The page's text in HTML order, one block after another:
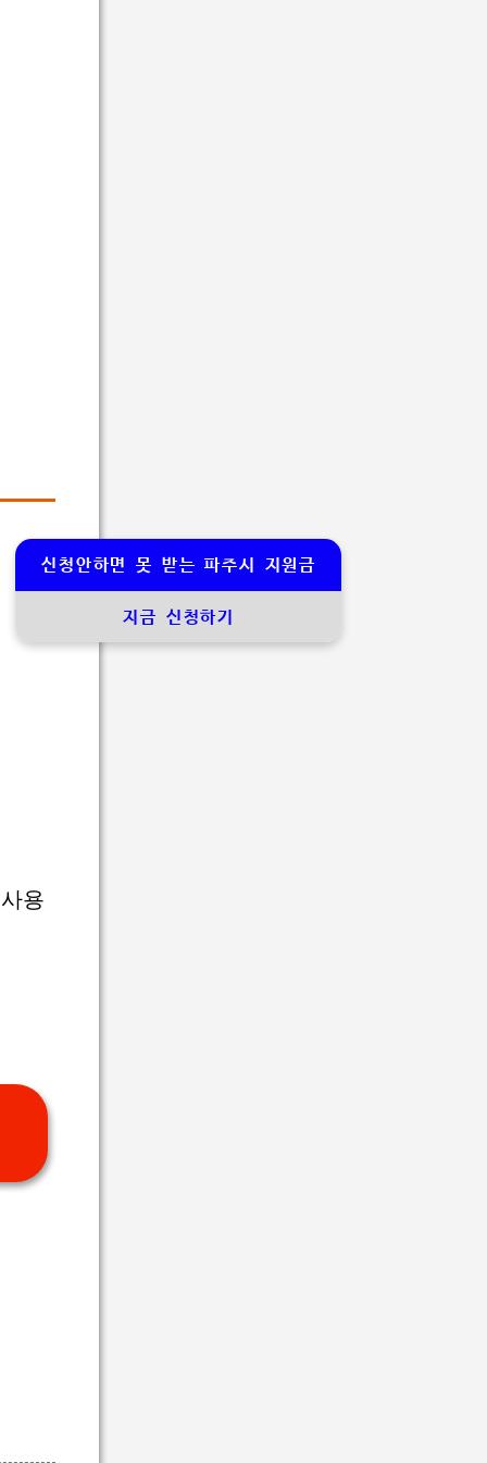
용
신청안하면 못 받는 파주시 지원금
지금 신청하기